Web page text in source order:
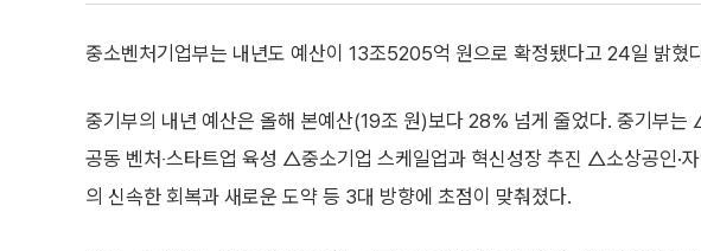
중소벤처기업부는 내년도 예산이 13조5205억 원으로 확정됐다고 24일 밝혔
중기부의 내년 예산은 올해 본예산(19조 원)보다 28% 넘게 줄었다. 중기부는
공동 벤처‧스타트업 육성 △중소기업 스케일업과 혁신성장 추진 △소상공인·
의 신속한 회복과 새로운 도약 등 3대 방향에 초점이 맞춰졌다.